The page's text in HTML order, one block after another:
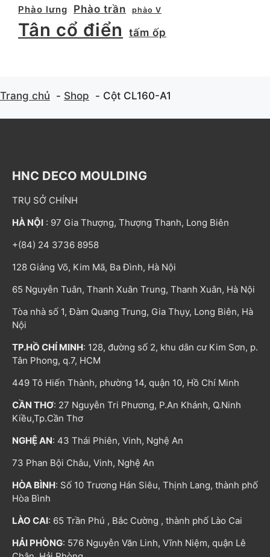
Phào lưng
Phào trần phào V
Tân cổ điển tấm ốp
Trang chủ Shop Cột CL160-A1
HNC DECO MOULDING
TRỤ SỞ CHÍNH
HÀ NỘI : 97 Gia Thượng, Thượng Thanh, Long Biên
+(84) 24 3736 8958
128 Giảng Võ, Kim Mã, Ba Đình, Hà Nội
65 Nguyễn Tuân, Thanh Xuân Trung, Thanh Xuân, Hà Nội
Tòa nhà số 1, Đàm Quang Trung, Gia Thụy, Long Biên, Hà
Nội
TP.HỒ CHÍ MINH: 128, đường số 2, khu dân cư Kim Sơn, p.
Tân Phong, q.7, HCM
449 Tô Hiến Thành, phường 14, quận 10, Hồ Chí Minh
CẦN THƠ: 27 Nguyễn Tri Phương, P.An Khánh, Q.Ninh
Kiều,Tp.Cần Thơ
NGHỆ AN: 43 Thái Phiên, Vinh, Nghệ An
73 Phan Bội Châu, Vinh, Nghệ An
HÒA BÌNH: Số 10 Trương Hán Siêu, Thịnh Lang, thành phố
Hòa Bình
LÀO CAI: 65 Trần Phú , Bắc Cường , thành phố Lào Cai
HẢI PHÒNG: 576 Nguyễn Văn Linh, Vĩnh Niệm, quận Lê